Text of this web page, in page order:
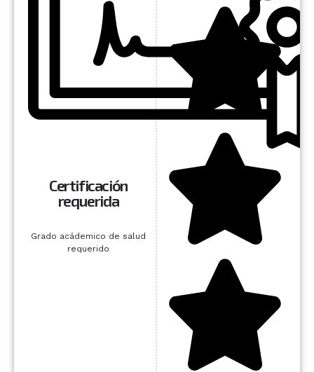
Certificación
requerida
Grado acádemico de salud
requerido